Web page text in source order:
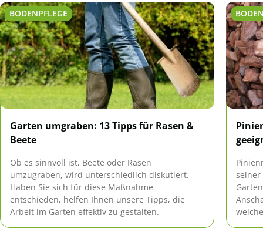
BODENPFLEGE
Garten umgraben: 13 Tipps für Rasen &
Beete
Ob es sinnvoll ist, Beete oder Rasen
umzugraben, wird unterschiedlich diskutiert.
Haben Sie sich für diese Maßnahme
entschieden, helfen Ihnen unsere Tipps, die
Arbeit im Garten effektiv zu gestalten.
seiner